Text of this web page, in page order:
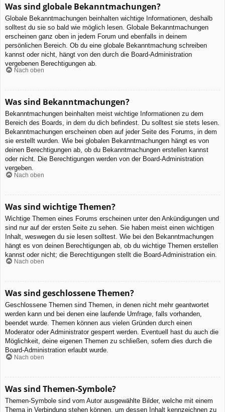
Was sind globale Bekanntmachungen?
Globale Bekanntmachungen beinhalten wichtige Informationen, deshalb
solltest du sie so bald wie möglich lesen. Globale Bekanntmachungen
erscheinen ganz oben in jedem Forum und ebenfalls in deinem
persönlichen Bereich. Ob du eine globale Bekanntmachung schreiben
kannst oder nicht, hängt von den durch die Board-Administration
vergebenen Berechtigungen ab.
Nach oben
Was sind Bekanntmachungen?
Bekanntmachungen beinhalten meist wichtige Informationen zu dem
Bereich des Boards, in dem du dich befindest. Du solltest sie stets lesen.
Bekanntmachungen erscheinen oben auf jeder Seite des Forums, in dem
sie erstellt wurden. Wie bei globalen Bekanntmachungen hängt es von
deinen Berechtigungen ab, ob du Bekanntmachungen erstellen kannst
oder nicht. Die Berechtigungen werden von der Board-Administration
vergeben.
Nach oben
Was sind wichtige Themen?
Wichtige Themen eines Forums erscheinen unter den Ankündigungen und
sind nur auf der ersten Seite zu sehen. Sie haben meist einen wichtigen
Inhalt, weswegen du sie lesen solltest. Wie bei den Bekanntmachungen
hängt es von deinen Berechtigungen ab, ob du wichtige Themen erstellen
kannst oder nicht; die Berechtigungen stellt die Board-Administration ein.
Nach oben
Was sind geschlossene Themen?
Geschlossene Themen sind Themen, in denen nicht mehr geantwortet
werden kann und bei denen eine laufende Umfrage, falls vorhanden,
beendet wurde. Themen können aus vielen Gründen durch einen
Moderator oder Administrator gesperrt werden. Eventuell hast du auch die
Möglichkeit, deine eigenen Themen zu schließen, sofern dies durch die
Board-Administration erlaubt wurde.
Nach oben
Was sind Themen-Symbole?
Themen-Symbole sind vom Autor ausgewählte Bilder, welche mit einem
Thema in Verbindung stehen können, um dessen Inhalt kennzeichnen zu